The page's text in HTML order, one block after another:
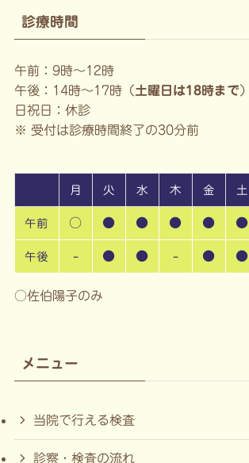
診療時間
午前：9時〜12時
午後：14時〜17時（土曜日は18時まで）
日祝日：休診
※ 受付は診療時間終了の30分前
月 火 水 木 金 土
午前 ○ ● ● ● ● ●
午後 - ● ● - ● ●
○佐伯陽子のみ
メニュー
当院で行える検査
診察・検査の流れ